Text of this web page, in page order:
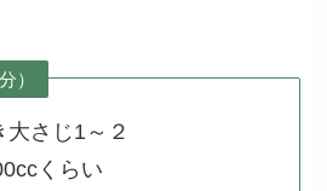
）
さじ1～２
くらい